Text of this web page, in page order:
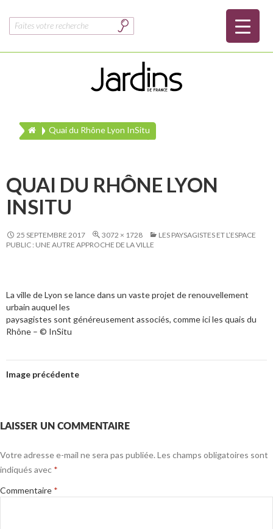
Rechercher :
Quai du Rhône Lyon InSitu
QUAI DU RHÔNE LYON
INSITU
25 SEPTEMBRE 2017 3072 × 1728
LES PAYSAGISTES ET L’ESPACE
PUBLIC : UNE AUTRE APPROCHE DE LA VILLE
La ville de Lyon se lance dans un vaste projet de renouvellement
urbain auquel les
paysagistes sont généreusement associés, comme ici les quais du
Rhône – © InSitu
Image précédente
LAISSER UN COMMENTAIRE
Votre adresse e-mail ne sera pas publiée. Les champs obligatoires sont
indiqués avec *
Commentaire *